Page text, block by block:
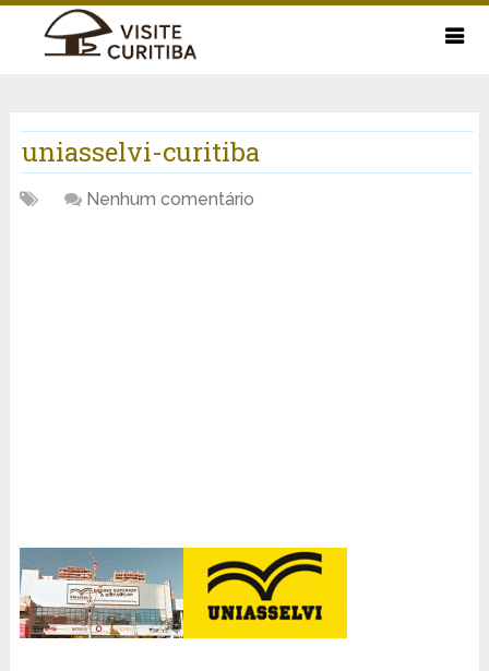
uniasselvi-curitiba
Nenhum comentário